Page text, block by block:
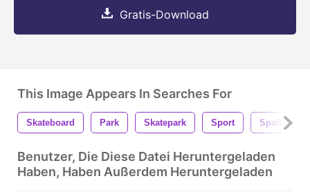
Gratis-Download
This Image Appears In Searches For
Skateboard Park Skatepark Sport Spaß
Benutzer, Die Diese Datei Heruntergeladen
Haben, Haben Außerdem Heruntergeladen